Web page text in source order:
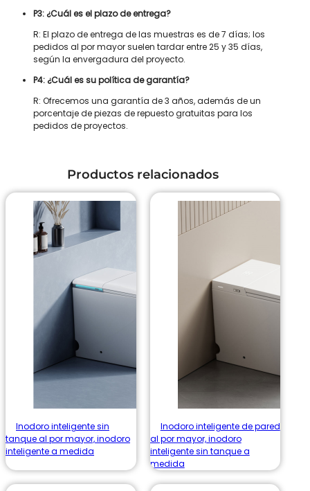
P3: ¿Cuál es el plazo de entrega?
R: El plazo de entrega de las muestras es de 7 días; los
pedidos al por mayor suelen tardar entre 25 y 35 días,
según la envergadura del proyecto.
P4: ¿Cuál es su política de garantía?
R: Ofrecemos una garantía de 3 años, además de un
porcentaje de piezas de repuesto gratuitas para los
pedidos de proyectos.
Productos relacionados
Inodoro inteligente sin
tanque al por mayor, inodoro
inteligente a medida
Inodoro inteligente de pared
al por mayor, inodoro
inteligente sin tanque a
medida